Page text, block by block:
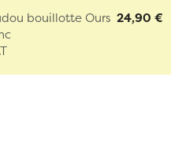
bouillotte Ours 24,90 €